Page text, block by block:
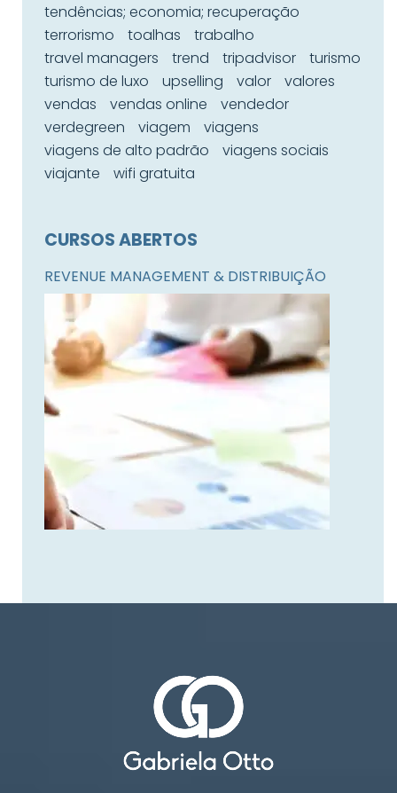
tendências; economia; recuperação
terrorismo
toalhas
trabalho
travel managers
trend tripadvisor
turismo
turismo de luxo
upselling valor
valores
vendas
vendas online
vendedor
verdegreen
viagem
viagens
viagens de alto padrão
viagens sociais
viajante
wifi gratuita
CURSOS ABERTOS
REVENUE MANAGEMENT & DISTRIBUIÇÃO